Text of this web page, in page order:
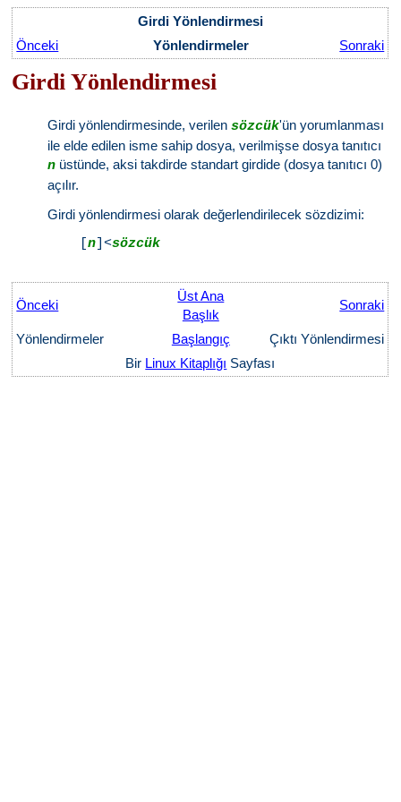
Girdi Yönlendirmesi
Önceki
Yönlendirmeler Sonraki
Girdi Yönlendirmesi
Girdi yönlendirmesinde, verilensözcük'ün yorumlanması
ile elde edilen isme sahip dosya, verilmişse dosya tanıtıcı
n üstünde, aksi takdirde standart girdide (dosya tanıtıcı 0)
açılır.
Girdi yönlendirmesi olarak değerlendirilecek sözdizimi:
[n ]<sözcük
Önceki
Üst Ana
Başlık
Sonraki
Yönlendirmeler Başlangıç
Çıktı Yönlendirmesi
Bir Linux Kitaplığı Sayfası